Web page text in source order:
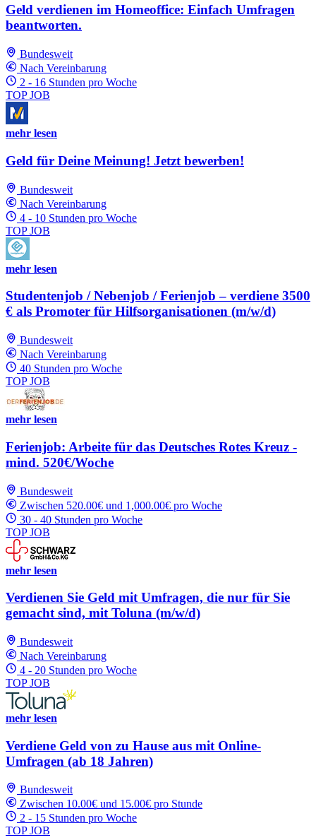
Geld verdienen im Homeoffice: Einfach Umfragen
beantworten.
Bundesweit
Nach Vereinbarung
2 - 16 Stunden pro Woche
TOP JOB
mehr lesen
Geld für Deine Meinung! Jetzt bewerben!
Bundesweit
Nach Vereinbarung
4 - 10 Stunden pro Woche
TOP JOB
mehr lesen
Studentenjob / Nebenjob / Ferienjob – verdiene 3500
€ als Promoter für Hilfsorganisationen (m/w/d)
Bundesweit
Nach Vereinbarung
40 Stunden pro Woche
TOP JOB
mehr lesen
Ferienjob: Arbeite für das Deutsches Rotes Kreuz -
mind. 520€/Woche
Bundesweit
Zwischen 520.00€ und 1,000.00€ pro Woche
30 - 40 Stunden pro Woche
TOP JOB
mehr lesen
Verdienen Sie Geld mit Umfragen, die nur für Sie
gemacht sind, mit Toluna (m/w/d)
Bundesweit
Nach Vereinbarung
4 - 20 Stunden pro Woche
TOP JOB
mehr lesen
Verdiene Geld von zu Hause aus mit Online-
Umfragen (ab 18 Jahren)
Bundesweit
Zwischen 10.00€ und 15.00€ pro Stunde
2 - 15 Stunden pro Woche
TOP JOB